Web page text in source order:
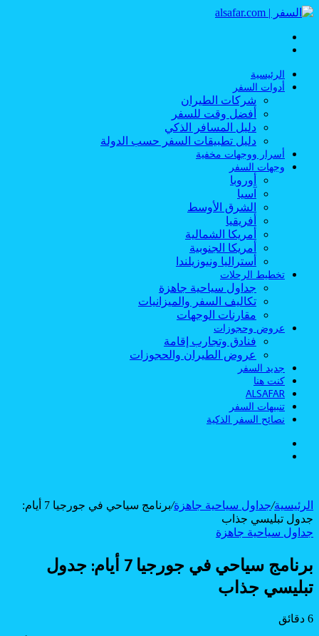
الرئيسية
أدوات السفر
شركات الطيران
أفضل وقت للسفر
دليل المسافر الذكي
دليل تطبيقات السفر حسب الدولة
أسرار ووجهات مخفية
وجهات السفر
أوروبا
آسيا
الشرق الأوسط
أفريقيا
أمريكا الشمالية
أمريكا الجنوبية
أستراليا ونيوزيلندا
تخطيط الرحلات
جداول سياحية جاهزة
تكاليف السفر والميزانيات
مقارنات الوجهات
عروض وحجوزات
فنادق وتجارب إقامة
عروض الطيران والحجوزات
جديد السفر
كنت هنا
ALSAFAR
تنبيهات السفر
نصائح السفر الذكية
الرئيسية/جداول سياحية جاهزة/
برنامج سياحي في جورجيا 7 أيام:
جدول تبليسي جذاب
جداول سياحية جاهزة
برنامج سياحي في جورجيا 7 أيام: جدول
تبليسي جذاب
6 دقائق